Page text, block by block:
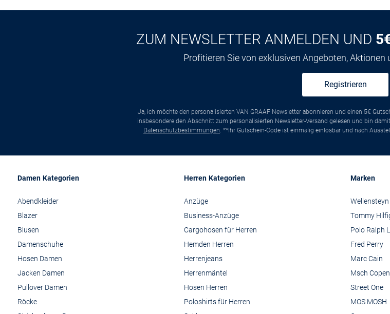
ZUM NEWSLETTER ANMELDEN UND
Profitieren Sie von exklusiven Angeboten,
Registrieren
Ja, ich möchte den personalisierten VAN GRAAF Newsletter abonnieren und einen 5€
insbesondere den Abschnitt zum personalisierten Newsletter-Versand gelesen und bin
Datenschutzbestimmungen . **Ihr Gutschein-Code ist einmalig einlösbar und nach
Damen Kategorien
Abendkleider
Blazer
Blusen
Damenschuhe
Hosen Damen
Jacken Damen
Pullover Damen
Röcke
Herren Kategorien
Anzüge
Business-Anzüge
Cargohosen für Herren
Hemden Herren
Herrenjeans
Herrenmäntel
Hosen Herren
Poloshirts für Herren
Marken
Wellensteyn
Tommy
Polo Ralph
Fred Perry
Marc Cain
Msch
Street One
MOS MOSH